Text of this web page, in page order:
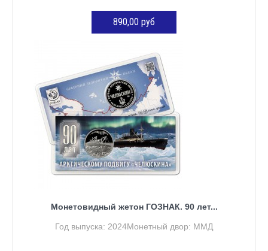
890,00 руб
Монетовидный жетон ГОЗНАК. 90 лет...
Год выпуска: 2024Монетный двор: ММД